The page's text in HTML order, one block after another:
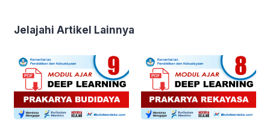
Jelajahi Artikel Lainnya